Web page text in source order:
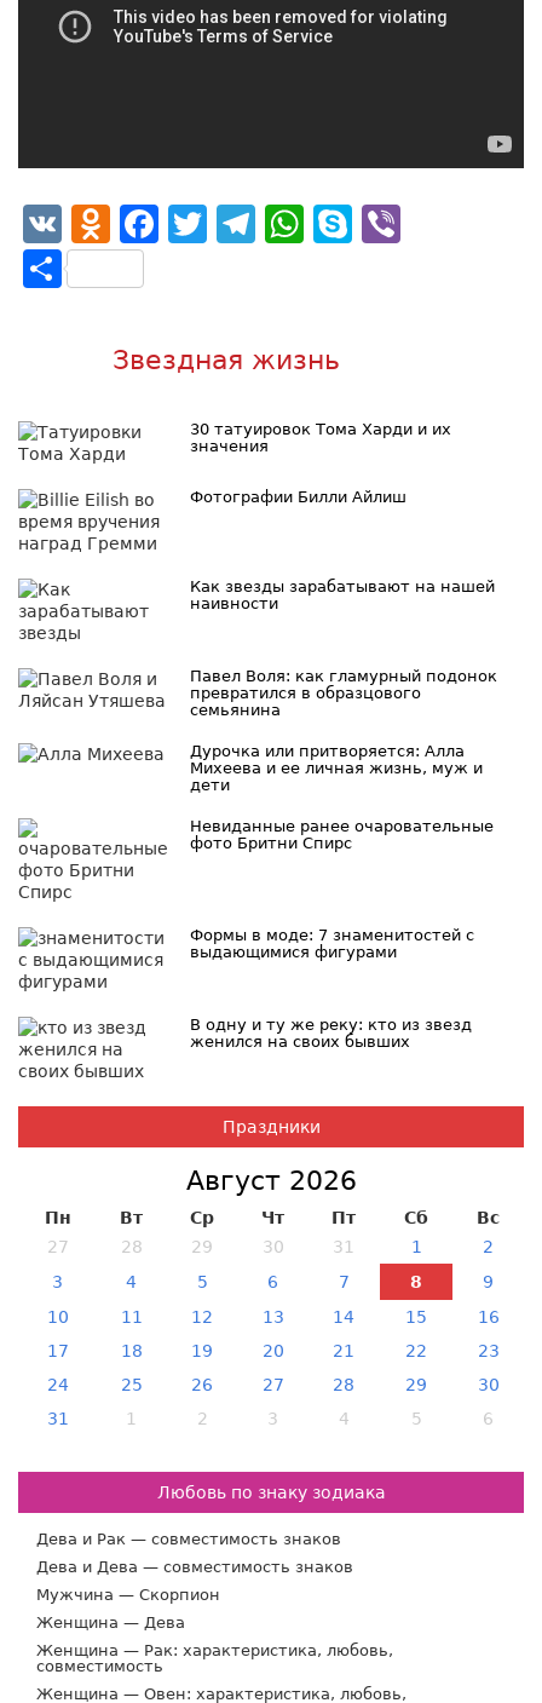
VK Odnoklassniki
Facebook
Twitter
Telegram
WhatsApp
Skype
Отправить
Звездная жизнь
30 татуировок Тома Харди и их
значения
Фотографии Билли Айлиш
Как звезды зарабатывают на нашей
наивности
Павел Воля: как гламурный подонок
превратился в образцового
семьянина
Дурочка или притворяется: Алла
Михеева и ее личная жизнь, муж и
дети
Невиданные ранее очаровательные
фото Бритни Спирс
Формы в моде: 7 знаменитостей с
выдающимися фигурами
В одну и ту же реку: кто из звезд
женился на своих бывших
Праздники
Август 2026
Пн Вт Ср Чт Пт Сб
Вс
27
28 29 30 31 1
2
3
4 5 6 7 8
9
10
11 12 13 14 15
16
17
18 19 20 21 22
23
24
25 26 27 28 29
30
31
1 2 3 4 5 6
Любовь по знаку зодиака
Дева и Рак — совместимость знаков
Дева и Дева — совместимость знаков
Мужчина — Скорпион
Женщина — Дева
Женщина — Рак: характеристика, любовь,
совместимость
Женщина — Овен: характеристика, любовь,